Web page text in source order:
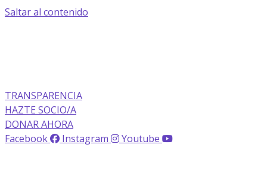
Saltar al contenido
TRANSPARENCIA
HAZTE SOCIO/A
DONAR AHORA
Facebook
Instagram Youtube